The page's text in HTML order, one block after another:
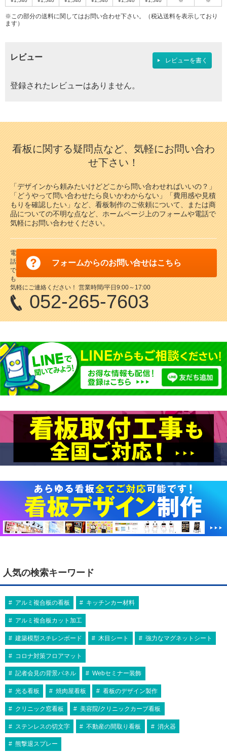
ネル！カラーバリエーションやサイズ
を豊富に取り揃えております。確かな
¥10,653（税込）
4辺開閉式フレームの定番アイテム！
3
A1（W594×H841）
ALUMIUM SERIES 01 CUT A1 マット
シルバー 屋内用
¥17,710（税込）
ッジを切り落として、シャープな印象
を携えた額縁です。
ニューアートフレーム NA-A4-BR A4
ブラウン 屋内用
¥1,267（税込）
す。
5
代引不可
お値打ち
国産 屋内用
A1
A1 ブラック
屋内用
¥2,200（税込）
コーナーに丸みをつけた安全設計のポ
スターフレーム。カラーはシルバー、
ブラックの2色展開。サインシティ最
代引不可
A1
A1（W594×H841）
トブラック 屋内用
¥17,710
（税込）
【2019年 グッドデザイン賞受賞】額
縁の側面部分が10度斜めになってお
り、壁に立てかけても安定します。
代引不可
屋内用
木目調 A1
前四辺開閉式
594×841
ポスターパネル 331 A1 木目ナチュラ
ル 屋内用
¥8,079（税込）
コーナーミニアールで意匠的にかっこ
よく、安全！
8
屋内用
屋内用
ル！
9 10
¥11,330
（税込）
【2020年度アジアデザイン賞受賞】エ
ッジを切り落として、シャープな印象
¥6,490
（税込）
20mm幅R型屋内専用ポスターグリッ
3
420×594
ポスターパネル 331 A2 ステン 屋内用
¥6,006（税込）
コーナーミニアールで意匠的にかっこ
A2（W420×H594）
ALUMIUM SERIES 02 LEAN A2 マッ
トブラック 屋内用
¥11,220（税込）
縁の側面部分が10度斜めになってお
り、壁に立てかけても安定します。
5
代引不可
屋内用
A2
前四辺開閉式
420×594
（税込）
4辺開閉式フレームの定番アイテム！
代引不可
屋内用
木目調
A2
ニューアートフレーム NA-A2-NT A2
¥2,112（税込）
カラーバリエーションが魅力の木製ポ
スターフレーム！サイズ展開も豊富で
す。
7
594×420
ALUMIUM SERIES 03 RIM A2 マット
シルバー 屋内用
¥11,220（税込）
額の周囲に縁(rim)がついたシンプルな
額縁です。
8
420×594
エコイレパネ ST-A2-SV A2 シルバー
¥1,386（税込）
9 10
ル！カラーバリエーションやサイズを豊
富に取り揃えております。確かな品質…
4辺開閉式フレームの定番アイテム！
3
代引不可
B0
屋内用 角型
¥30,888 （税込）
国産メーカー、シンエイのポスターパネ
ル！カラーバリエーションやサイズを豊
代引不可
シェイプ SH-B0-BK B0 ブラック 屋内用
¥7,854（税込）
スマートな形状が作品を引き立てます！
5
代引不可
屋内用
B0
前四辺開閉式
1030×1456
ポスターパネル 347 B0 ステン 屋内用
伝統的な井桁スタイル。幅43mmタイプ
6
代引不可
屋内用
B0
1030×1456
エコイレパネ ST-B0-SV B0 シルバー 屋
内用
¥7,854（税込）
スタンダードなアルミフレームパネル！
B0用(1030×1456mm)
ピュアパネル B0 シルバー 屋内用
¥17,325（税込）
サイズ、カラーともにバリエーション豊
富なアルミパネル。
8
¥28,743
角がフラットデザインの4辺開閉式フレ
9
代引不可
10
ル！カラーバリエーションやサイズを豊
富に取り揃えております。確かな品質…
¥2,772
（税込）
スマートな形状が作品を引き立てます！
3
代引不可
B1
ALUMIUM SERIES 01 CUT B1 マットシ
ルバー 屋内用
¥21,890（税込）
【2020年度アジアデザイン賞受賞】エ
携えた額縁です。
代引不可
国産
ポスターグリップ PG-20S B1 ツヤ有ブ
ラック 屋内用 角型
¥9,009（税込）
ャープな表現を実現。
5
代引不可
屋内用
B1
728×1030
エコイレパネ ST-B1-SV B1 シルバー 屋
¥2,772
（税込）
スタンダードなアルミフレームパネル！
6
代引不可
屋内用
B1
メディアグリップ MG-25R B1 シルバー
¥6,270（税込）
スタイリッシュな25mmのフレーム
国産
屋内用
B1
ポスターグリップ PG-44R B1 化研クロ
¥12,226（税込）
国産メーカー、シンエイのポスターパネ
ル！カラーバリエーションやサイズを豊
富に取り揃えております。確かな品質…
8
アケパネ 30mm ADB1-S・C B1 シルバ
¥13,585
9 10
ル！カラーバリエーションやサイズを豊
富に取り揃えております。確かな品質…
¥13,200（税込）
【2020年度アジアデザイン賞受賞】エ
3
515×728
シェイプ SH-B2-WH B2 ホワイト 屋内
¥1,716（税込）
515×728
カルビアン VQ-B2-SV B2 シルバー
¥1,801（税込）
5
代引不可
屋内用
B2
前四辺開閉式
515×728
ポスターパネル 333 B2 ブラック 屋内用
4辺開閉式フレームの定番アイテム！
代引不可
屋内用
木目調
B2
ニューアートフレーム NA-B2-WW B2
ホワイトウッド 屋内用
カラーバリエーションが魅力の木製ポス
ターフレーム！サイズ展開も豊富です。
515×728
¥10,868（税込）
伝統的な井桁スタイル。幅33mmタイプ
8
バー 屋内用
¥7,150
9
代引不可
10
※この部分の送料に関してはお問い合わせ下さい。（税込送料を表示しており
ます）
レビュー レビューを書く
登録されたレビューはありません。
看板に関する疑問点など、気軽にお問い合わ
せ下さい！
「デザインから頼みたいけどどこから問い合わせればいいの？」
「どうやって問い合わせたら良いかわからない」「費用感や見積
もりを確認したい」など、看板制作のご依頼について、または商
品についての不明な点など、ホームページ上のフォームや電話で
気軽にお問い合わせください。
フォームからのお問い合せはこちら
電
話
で
も
気軽にご連絡ください！ 営業時間/平日9:00～17:00
052-265-7603
人気の検索キーワード
アルミ複合板の看板 キッチンカー材料
アルミ複合板カット加工
建築模型スチレンボード 木目シート 強力なマグネットシート
コロナ対策フロアマット
記者会見の背景パネル Webセミナー装飾
光る看板 焼肉屋看板 看板のデザイン製作
クリニック窓看板 美容院/クリニックカーブ看板
ステンレスの切文字 不動産の間取り看板 消火器
熊撃退スプレー